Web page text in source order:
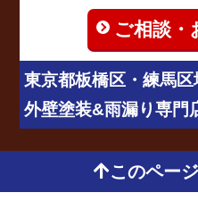
ご相談・
東京都板橋区・練馬
外壁塗装&雨漏り専門
このペー